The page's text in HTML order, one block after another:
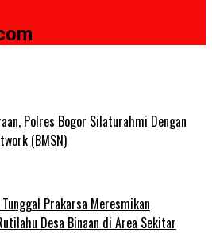
Polres Bogor Silaturahmi Dengan
(BMSN)
Prakarsa Meresmikan
Desa Binaan di Area Sekitar